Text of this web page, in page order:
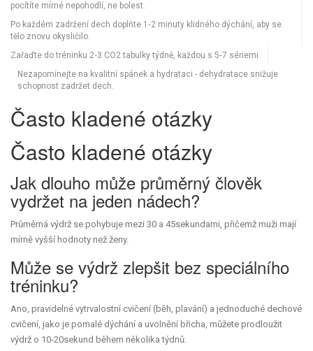
pocítíte mírné nepohodlí, ne bolest.
Po každém zadržení dech doplňte 1‑2 minuty klidného dýchání, aby se
tělo znovu okysličilo.
Zařaďte do tréninku 2‑3 CO2 tabulky týdně, každou s 5‑7 sériemi.
Nezapomínejte na kvalitní spánek a hydrataci - dehydratace snižuje
schopnost zadržet dech.
Často kladené otázky
Často kladené otázky
Jak dlouho může průměrný člověk
vydržet na jeden nádech?
Průměrná výdrž se pohybuje mezi 30 a 45sekundami, přičemž muži mají
mírně vyšší hodnoty než ženy.
Může se výdrž zlepšit bez speciálního
tréninku?
Ano, pravidelné vytrvalostní cvičení (běh, plavání) a jednoduché dechové
cvičení, jako je pomalé dýchání a uvolnění břicha, můžete prodloužit
výdrž o 10‑20sekund během několika týdnů.